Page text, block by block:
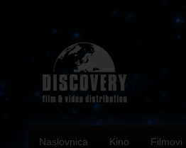
Naslovnica Kino Filmovi